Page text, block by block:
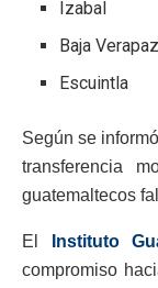
Izabal
Baja Verapaz
Escuintla
Según se
transferencia
guatemaltecos
El Instituto
compromiso